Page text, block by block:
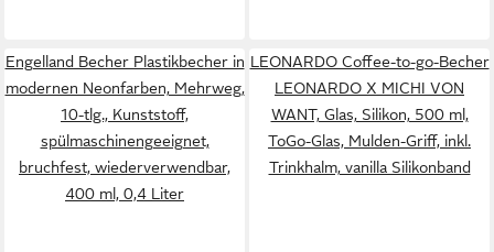
Engelland Becher Plastikbecher in
modernen Neonfarben, Mehrweg,
10-tlg., Kunststoff,
spülmaschinengeeignet,
bruchfest, wiederverwendbar,
400 ml, 0,4 Liter
LEONARDO Coffee-to-go-Becher
LEONARDO X MICHI VON
WANT, Glas, Silikon, 500 ml,
ToGo-Glas, Mulden-Griff, inkl.
Trinkhalm, vanilla Silikonband